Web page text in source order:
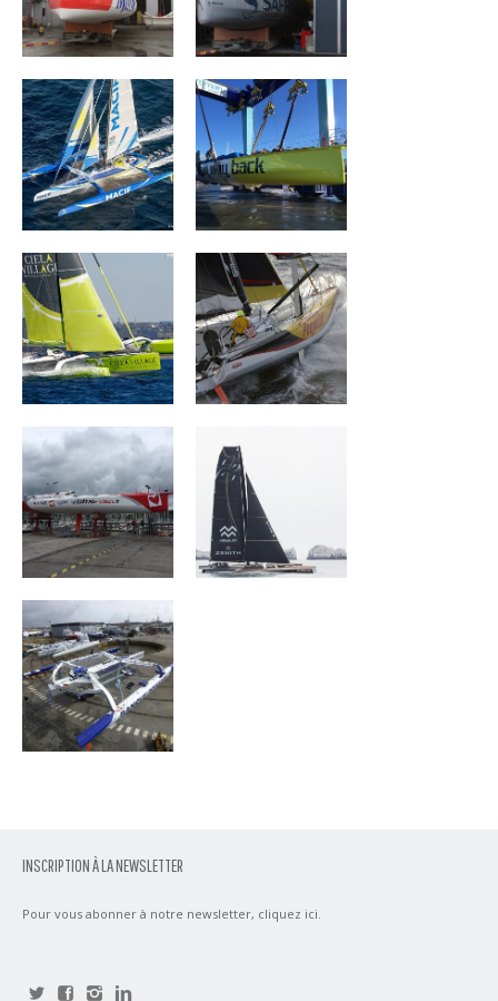
TRIMARAN MACIF No Way Back
Célia Village
Cheminées
Poujoulat
Initiatives Coeur
MAXI TRIMARAN
SPINDRIFT 2
Banque
Poupulaire VII
INSCRIPTION À LA NEWSLETTER
Pour vous abonner à notre newsletter, cliquez ici.